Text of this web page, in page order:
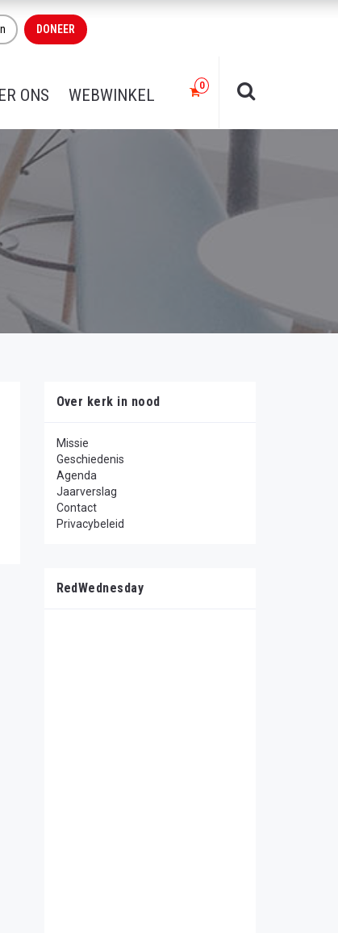
DONEER
ONS WEBWINKEL
Over kerk in nood
Missie
Geschiedenis
Agenda
Jaarverslag
Contact
Privacybeleid
RedWednesday